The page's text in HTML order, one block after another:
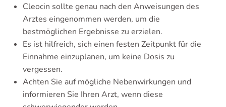
Cleocin sollte genau nach den Anweisungen des
Arztes eingenommen werden, um die
bestmöglichen Ergebnisse zu erzielen.
Es ist hilfreich, sich einen festen Zeitpunkt für die
Einnahme einzuplanen, um keine Dosis zu
vergessen.
Achten Sie auf mögliche Nebenwirkungen und
informieren Sie Ihren Arzt, wenn diese